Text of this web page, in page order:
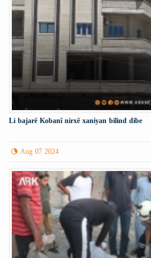
Li bajarê Kobanî nirxê xaniyan bilind dibe
Aug 07 2024